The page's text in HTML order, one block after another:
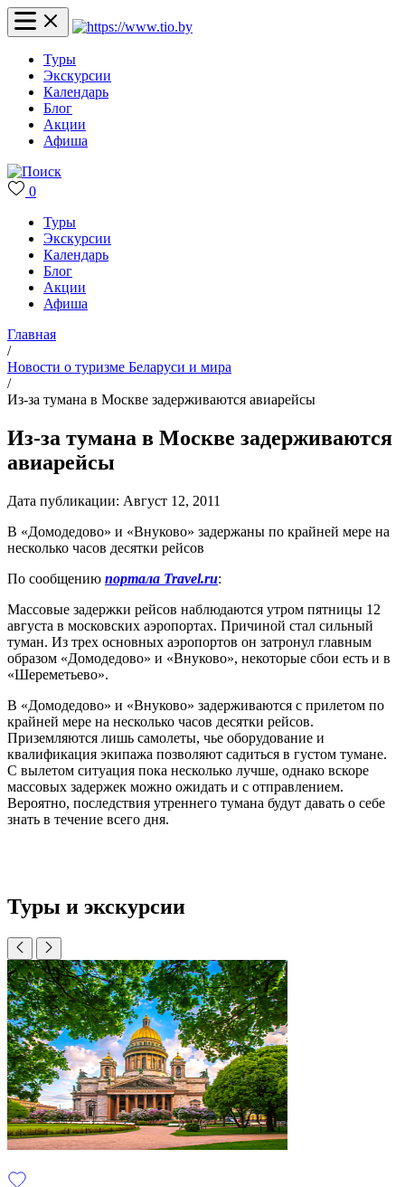
Туры
Экскурсии
Календарь
Блог
Акции
Афиша
0
Туры
Экскурсии
Календарь
Блог
Акции
Афиша
Главная
/
Новости о туризме Беларуси и мира
/
Из-за тумана в Москве задерживаются авиарейсы
Из-за тумана в Москве задерживаются
авиарейсы
Дата публикации: Август 12, 2011
В «Домодедово» и «Внуково» задержаны по крайней мере на
несколько часов десятки рейсов
По сообщению портала Travel.ru:
Массовые задержки рейсов наблюдаются утром пятницы 12
августа в московских аэропортах. Причиной стал сильный
туман. Из трех основных аэропортов он затронул главным
образом «Домодедово» и «Внуково», некоторые сбои есть и в
«Шереметьево».
В «Домодедово» и «Внуково» задерживаются с прилетом по
крайней мере на несколько часов десятки рейсов.
Приземляются лишь самолеты, чье оборудование и
квалификация экипажа позволяют садиться в густом тумане.
С вылетом ситуация пока несколько лучше, однако вскоре
массовых задержек можно ожидать и с отправлением.
Вероятно, последствия утреннего тумана будут давать о себе
знать в течение всего дня.
Туры и экскурсии